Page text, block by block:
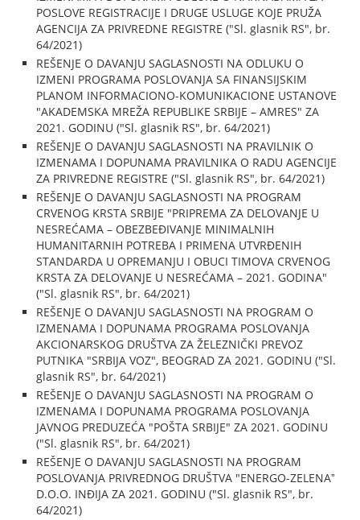
POSLOVE REGISTRACIJE I DRUGE USLUGE KOJE PRUŽA
AGENCIJA ZA PRIVREDNE REGISTRE ("Sl. glasnik RS", br.
64/2021)
REŠENJE O DAVANJU SAGLASNOSTI NA ODLUKU O
IZMENI PROGRAMA POSLOVANJA SA FINANSIJSKIM
PLANOM INFORMACIONO-KOMUNIKACIONE USTANOVE
"AKADEMSKA MREŽA REPUBLIKE SRBIJE – AMRES" ZA
2021. GODINU ("Sl. glasnik RS", br. 64/2021)
REŠENJE O DAVANJU SAGLASNOSTI NA PRAVILNIK O
IZMENAMA I DOPUNAMA PRAVILNIKA O RADU AGENCIJE
ZA PRIVREDNE REGISTRE ("Sl. glasnik RS", br. 64/2021)
REŠENJE O DAVANJU SAGLASNOSTI NA PROGRAM
CRVENOG KRSTA SRBIJE "PRIPREMA ZA DELOVANJE U
NESREĆAMA – OBEZBEĐIVANJE MINIMALNIH
HUMANITARNIH POTREBA I PRIMENA UTVRĐENIH
STANDARDA U OPREMANJU I OBUCI TIMOVA CRVENOG
KRSTA ZA DELOVANJE U NESREĆAMA – 2021. GODINA"
("Sl. glasnik RS", br. 64/2021)
REŠENJE O DAVANJU SAGLASNOSTI NA PROGRAM O
IZMENAMA I DOPUNAMA PROGRAMA POSLOVANJA
AKCIONARSKOG DRUŠTVA ZA ŽELEZNIČKI PREVOZ
PUTNIKA "SRBIJA VOZ", BEOGRAD ZA 2021. GODINU ("Sl.
glasnik RS", br. 64/2021)
REŠENJE O DAVANJU SAGLASNOSTI NA PROGRAM O
IZMENAMA I DOPUNAMA PROGRAMA POSLOVANJA
JAVNOG PREDUZEĆA "POŠTA SRBIJE" ZA 2021. GODINU
("Sl. glasnik RS", br. 64/2021)
REŠENJE O DAVANJU SAGLASNOSTI NA PROGRAM
POSLOVANJA PRIVREDNOG DRUŠTVA "ENERGO-ZELENAˮ
D.O.O. INĐIJA ZA 2021. GODINU ("Sl. glasnik RS", br.
64/2021)